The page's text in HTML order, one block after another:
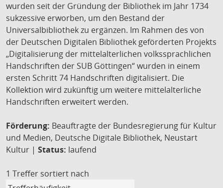
wurden seit der Gründung der Bibliothek im Jahr 1734
sukzessive erworben, um den Bestand der
Universalbibliothek zu ergänzen. Im Rahmen des von
der Deutschen Digitalen Bibliothek geförderten Projekts
„Digitalisierung der mittelalterlichen volkssprachlichen
Handschriften der SUB Göttingen“ wurden in einem
ersten Schritt 74 Handschriften digitalisiert. Die
Kollektion wird zukünftig um weitere mittelalterliche
Handschriften erweitert werden.
Förderung: Beauftragte der Bundesregierung für Kultur
und Medien, Deutsche Digitale Bibliothek, Neustart
Kultur | Status: laufend
1 Treffer sortiert nach